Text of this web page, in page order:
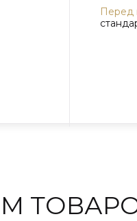
Перед